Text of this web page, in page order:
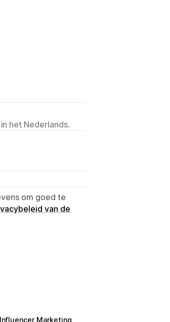
het Nederlands.
om goed te
van de
Marketing